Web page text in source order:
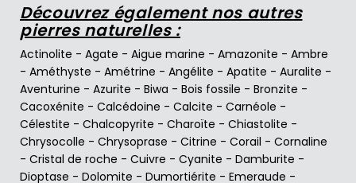
Découvrez également nos autres
pierres naturelles :
Actinolite - Agate - Aigue marine - Amazonite - Ambre
- Améthyste - Amétrine - Angélite - Apatite - Auralite -
Aventurine - Azurite - Biwa - Bois fossile - Bronzite -
Cacoxénite - Calcédoine - Calcite - Carnéole -
Célestite - Chalcopyrite - Charoïte - Chiastolite -
Chrysocolle - Chrysoprase - Citrine - Corail - Cornaline
- Cristal de roche - Cuivre - Cyanite - Damburite -
Dioptase - Dolomite - Dumortiérite - Emeraude -